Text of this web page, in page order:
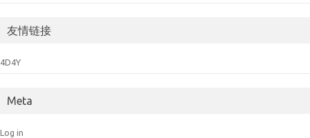
友情链接
4D4Y
Meta
Log in